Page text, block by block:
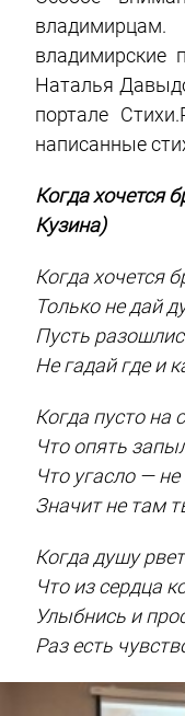
владимирцам.
владимирские
Наталья
портале
написанные
Когда хочется
Кузина)
Когда хочется
Только не дай
Пусть
Не гадай где и
Когда пусто на
Что опять
Что угасло —
Значит не там
Когда душу
Что из сердца
Улыбнись и
Раз есть